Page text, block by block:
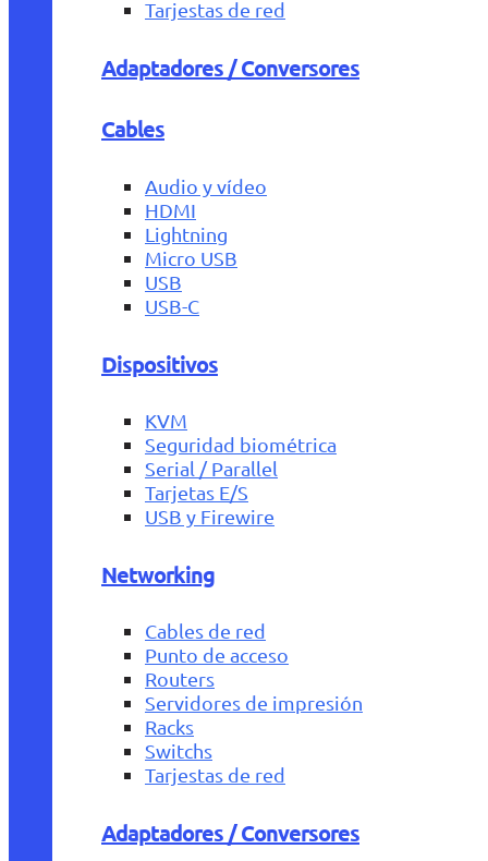
Tarjestas de red
Adaptadores / Conversores
Cables
Audio y vídeo
HDMI
Lightning
Micro USB
USB
USB-C
Dispositivos
KVM
Seguridad biométrica
Serial / Parallel
Tarjetas E/S
USB y Firewire
Networking
Cables de red
Punto de acceso
Routers
Servidores de impresión
Racks
Switchs
Tarjestas de red
Adaptadores / Conversores